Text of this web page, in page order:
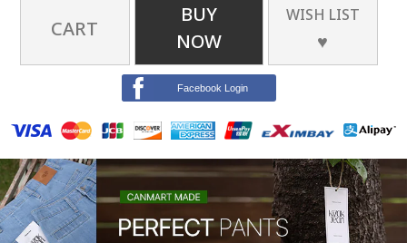
CART
BUY
NOW
WISH LIST
♥
Facebook Login